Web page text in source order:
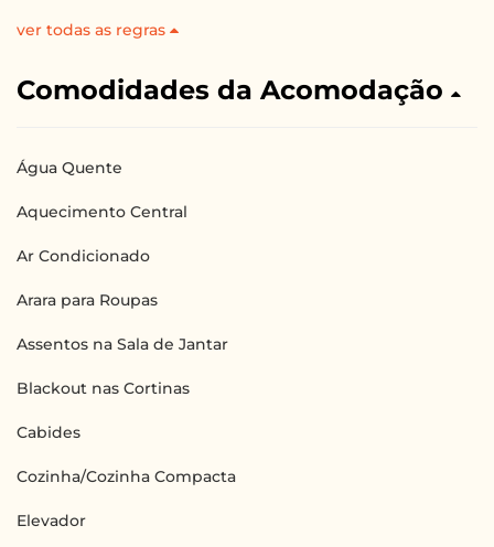
ver todas as regras
Comodidades da Acomodação
Água Quente
Aquecimento Central
Ar Condicionado
Arara para Roupas
Assentos na Sala de Jantar
Blackout nas Cortinas
Cabides
Cozinha/Cozinha Compacta
Elevador